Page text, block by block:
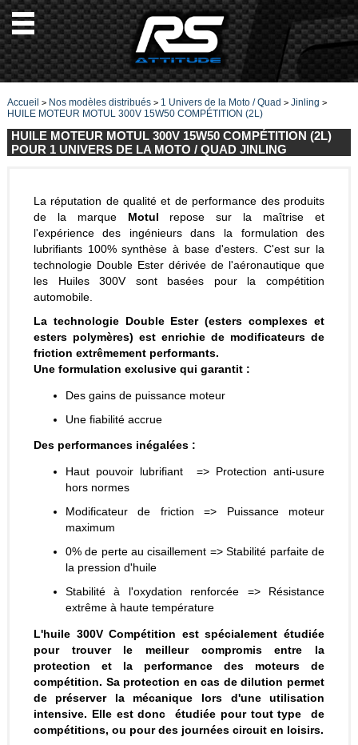
Accueil > Nos modèles distribués> 1 Univers de la Moto / Quad > Jinling >
HUILE MOTEUR MOTUL 300V 15W50 COMPÉTITION (2L)
HUILE MOTEUR MOTUL 300V 15W50 COMPÉTITION (2L)
POUR 1 UNIVERS DE LA MOTO / QUAD JINLING
La réputation de qualité et de performance des produits
de la marque Motul repose sur la maîtrise et
l'expérience des ingénieurs dans la formulation des
lubrifiants 100% synthèse à base d'esters. C'est sur la
technologie Double Ester dérivée de l'aéronautique que
les Huiles 300V sont basées pour la compétition
automobile.
La technologie Double Ester (esters complexes et
esters polymères) est enrichie de modificateurs de
friction extrêmement performants.
Une formulation exclusive qui garantit :
Des gains de puissance moteur
Une fiabilité accrue
Des performances inégalées :
Haut pouvoir lubrifiant => Protection anti-usure
hors normes
Modificateur de friction => Puissance moteur
maximum
0% de perte au cisaillement => Stabilité parfaite de
la pression d'huile
Stabilité à l'oxydation renforcée => Résistance
extrême à haute température
L'huile 300V Compétition est spécialement étudiée
pour trouver le meilleur compromis entre la
protection et la performance des moteurs de
compétition. Sa protection en cas de dilution permet
de préserver la mécanique lors d'une utilisation
intensive. Elle est donc étudiée pour tout type de
compétitions, ou pour des journées circuit en loisirs.